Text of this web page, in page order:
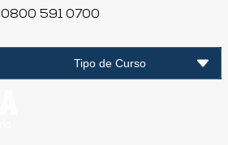
0800 591 0700